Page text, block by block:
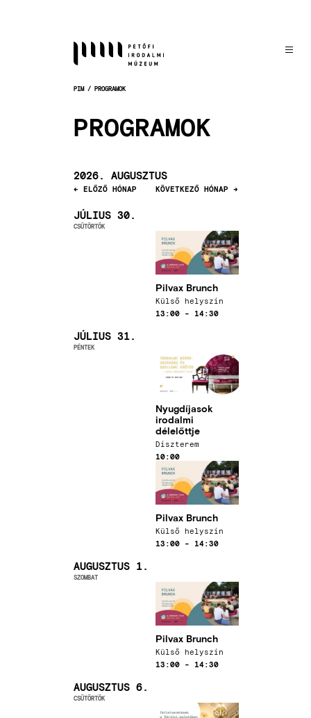
PIM PROGRAMOK
PROGRAMOK
2026. AUGUSZTUS
ELŐZŐ HÓNAP KÖVETKEZŐ HÓNAP
JÚLIUS 30.
CSÜTÖRTÖK
Pilvax Brunch
Kép
Időpont
13:00 - 14:30
Helyszín
Külső helyszín
JÚLIUS 31.
PÉNTEK
Nyugdíjasok
irodalmi
délelőttje
Kép
Időpont
10:00
Helyszín
Díszterem
Pilvax Brunch
Kép
Időpont
13:00 - 14:30
Helyszín
Külső helyszín
AUGUSZTUS 1.
SZOMBAT
Pilvax Brunch
Kép
Időpont
13:00 - 14:30
Helyszín
Külső helyszín
AUGUSZTUS 6.
CSÜTÖRTÖK